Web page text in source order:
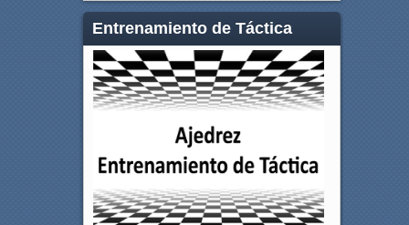
Entrenamiento de Táctica